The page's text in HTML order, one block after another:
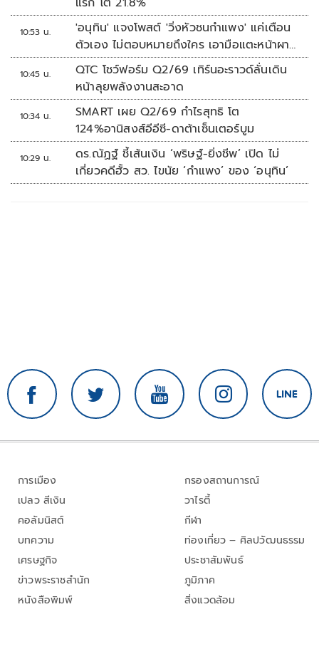
10:53 น.
'อนุทิน' แจงโพสต์ 'วิ่งหัวชนกำแพง' แค่เตือน
ตัวเอง ไม่ตอบหมายถึงใคร เอามือแตะหน้าผา
กบอก 'หัวโน'
10:45 น.
QTC โชว์ฟอร์ม Q2/69 เทิร์นอะราวด์ลั่นเดิน
หน้าลุยพลังงานสะอาด
10:34 น.
SMART เผย Q2/69 กำไรสุทธิ โต
124%อานิสงส์อีอีซี-ดาต้าเซ็นเตอร์บูม
10:29 น.
ดร.ณัฏฐ์ ชี้เส้นเงิน ‘พริษฐ์-ยิ่งชีพ’ เปิด ไม่
เกี่ยวคดีฮั้ว สว. ไขนัย ‘กำแพง’ ของ ‘อนุทิน’
การเมือง
เปลว สีเงิน
คอลัมนิสต์
บทความ
เศรษฐกิจ
ข่าวพระราชสำนัก
หนังสือพิมพ์
กรองสถานการณ์
วาไรตี้
กีฬา
ท่องเที่ยว – ศิลปวัฒนธรรม
ประชาสัมพันธ์
ภูมิภาค
สิ่งแวดล้อม